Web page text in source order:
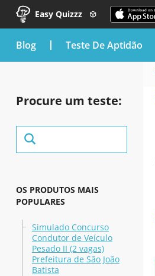
Easy Quizzz
blog Teste De Aptidão
Procure um teste:
OS PRODUTOS MAIS
POPULARES
Simulado Concurso
Condutor de Veículo
Pesado II (2 vagas)
Prefeitura de São João
Batista